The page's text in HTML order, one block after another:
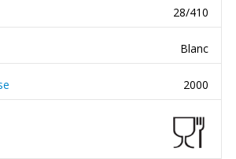
28/410
Blanc
2000